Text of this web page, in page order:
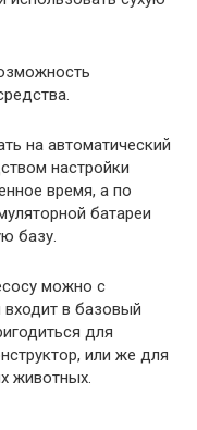
на автоматический
настройки
время, а по
батареи
базу.
можно с
в базовый
для
или же для
животных.